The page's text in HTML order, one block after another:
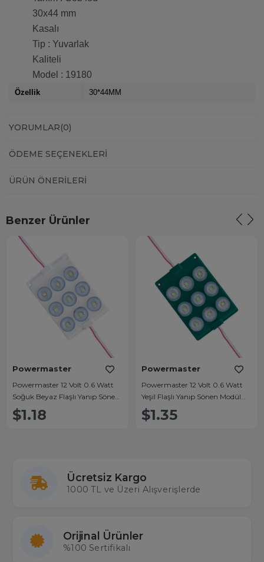
30x44 mm
Kasalı
Tip : Yuvarlak
Kaliteli
Model : 19180
Özellik 30*44MM
YORUMLAR(0)
ÖDEME SEÇENEKLERI
ÜRÜN ÖNERILERI
Benzer Ürünler
Powermaster
Powermaster 12 Volt 0.6 Watt
Soğuk Beyaz Flaşlı Yanıp Sönen
Modül Led
$1.18
Powermaster
Powermaster 12 Volt 0.6 Watt
Yeşil Flaşlı Yanıp Sönen Modül
Led
$1.35
Ücretsiz Kargo
1000 TL ve Üzeri Alışverişlerde
Orijinal Ürünler
%100 Sertifikalı